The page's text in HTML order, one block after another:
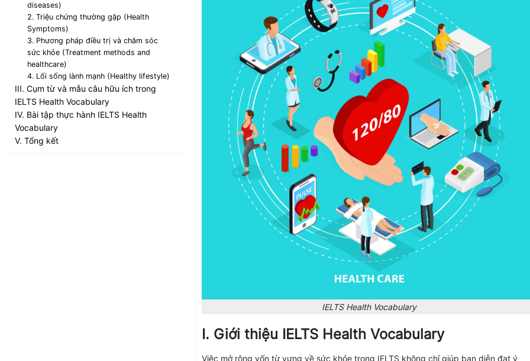
diseases)
2. Triệu chứng thường gặp (Health
Symptoms)
3. Phương pháp điều trị và chăm sóc
sức khỏe (Treatment methods and
healthcare)
4. Lối sống lành mạnh (Healthy lifestyle)
III. Cụm từ và mẫu câu hữu ích trong
IELTS Health Vocabulary
IV. Bài tập thực hành IELTS Health
Vocabulary
V. Tổng kết
IELTS Health Vocabulary
I. Giới thiệu IELTS Health Vocabulary
Việc mở rộng vốn từ vựng về sức khỏe trong IELTS không chỉ giúp bạn diễn đạt ý